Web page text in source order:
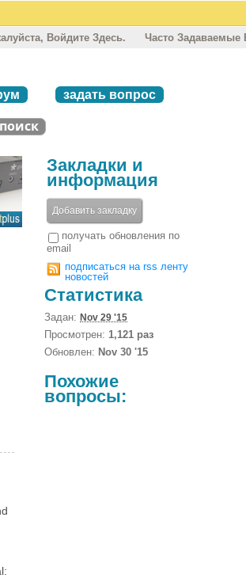
Войдите Здесь. Часто Задаваемые
задать вопрос
Закладки и
информация
Добавить закладку
получать обновления по
email
подписаться на rss ленту
новостей
Статистика
Задан: Nov 29 '15
Просмотрен: 1,121 раз
Обновлен: Nov 30 '15
Похожие
вопросы: